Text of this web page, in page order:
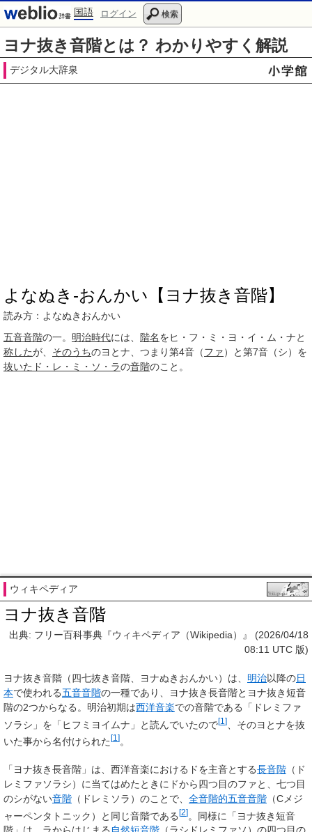
国語 ログイン 検索
ヨナ抜き音階とは？ わかりやすく解説
デジタル大辞泉
よなぬき‐おんかい【ヨナ抜き音階】
読み方：よなぬきおんかい
五音音階の一。 明治時代には、 階名をヒ・フ・ミ・ヨ・イ・ム・ナと
称したが、 そのうちのヨとナ、つまり第4音（ファ）と第7音（シ）を
抜いた ド・レ・ミ・ソ・ラの音階のこと。
ウィキペディア
ヨナ抜き音階
出典: フリー百科事典『ウィキペディア（Wikipedia）』 (2026/04/18
08:11 UTC 版)
ヨナ抜き音階 （四七抜き音階、ヨナぬきおんかい）は、 明治以降の日
本で使われる五音音階の一種であり、 ヨナ抜き長音階と ヨナ抜き短音
階の2つからなる。明治初期は西洋音楽での音階である「ドレミファ
ソラシ」を「ヒフミヨイムナ」と読んでいたので[1 ]
、そのヨとナを抜
いた事から名付けられた [1 ] 。
「ヨナ抜き長音階」は、西洋音楽におけるドを主音とする長音階 （ド
レミファソラシ）に当てはめたときにドから四つ目のファと、七つ目
のシがない音階 （ドレミソラ）のことで、 全音階的五音音階 （Cメジ
ャーペンタトニック）と同じ音階である[2]
。同様に「ヨナ抜き短音